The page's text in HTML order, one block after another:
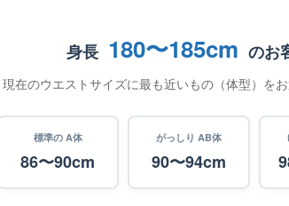
身長 180〜185cm のお
現在のウエストサイズに最も近いもの（体型）をお
標準の A体
86〜90cm
がっしり AB体
90〜94cm